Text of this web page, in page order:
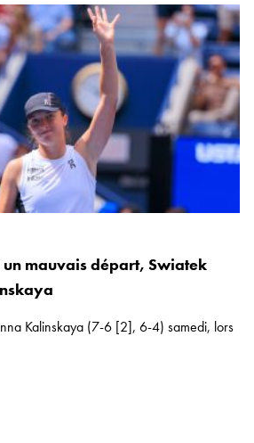
mauvais départ, Swiatek
Kalinskaya (7-6 [2], 6-4) samedi, lors